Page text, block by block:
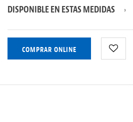
DISPONIBLE EN ESTAS MEDIDAS
COMPRAR ONLINE